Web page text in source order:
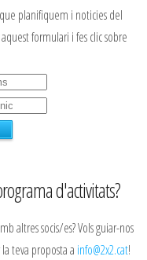
planifiquem i noticies del
formulari i fes clic sobre
d'activitats?
altres socis/es? Vols guiar-nos
teva proposta a info@2x2.cat!